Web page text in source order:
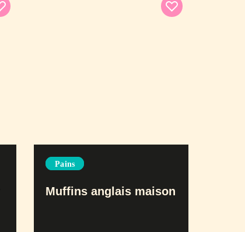
Pains
Muffins anglais maison